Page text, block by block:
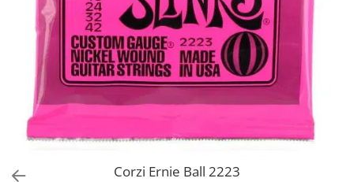
Stabilizatoare de tensiune UPS si
Power Conditioner
Unelte Audio
Microfoane
Accesorii de microfoane
Capsule de microfon
Case-uri de microfoane
Microfoane de broadcast
Microfoane de instrumenteCorzi Ernie Ball 2223